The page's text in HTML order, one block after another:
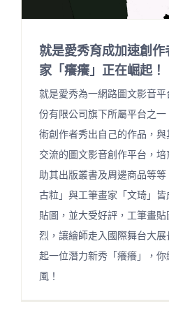
就是愛秀育成加速創
家「癢癢」正在崛起！
就是愛秀為一網路圖文影音
份有限公司旗下所屬平台之
術創作者秀出自己的作品，
交流的圖文影音創作平台，
助其出版叢書及周邊商品等
古粒」與工筆畫家「文琦」
貼圖，並大受好評，工筆畫
烈，讓繪師走入國際舞台大
起一位潛力新秀「癢癢」，
風！